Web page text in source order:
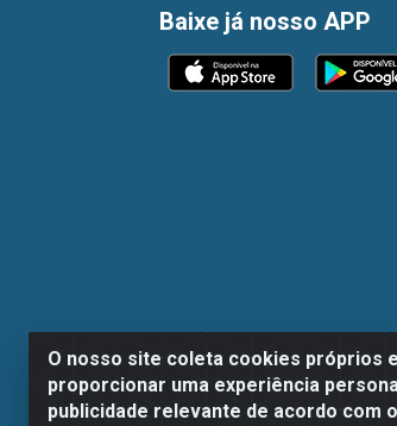
O nosso site coleta cookies próprios
proporcionar uma experiência
publicidade relevante de acordo com
Baixe já nosso APP
Dispan Distribuidora de